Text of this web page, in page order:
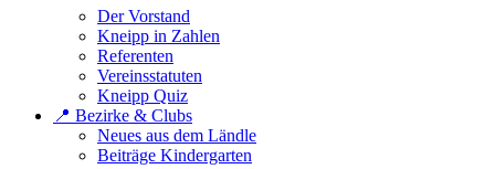
Der Vorstand
Kneipp in Zahlen
Referenten
Vereinsstatuten
Kneipp Quiz
📍 Bezirke & Clubs
Neues aus dem Ländle
Beiträge Kindergarten